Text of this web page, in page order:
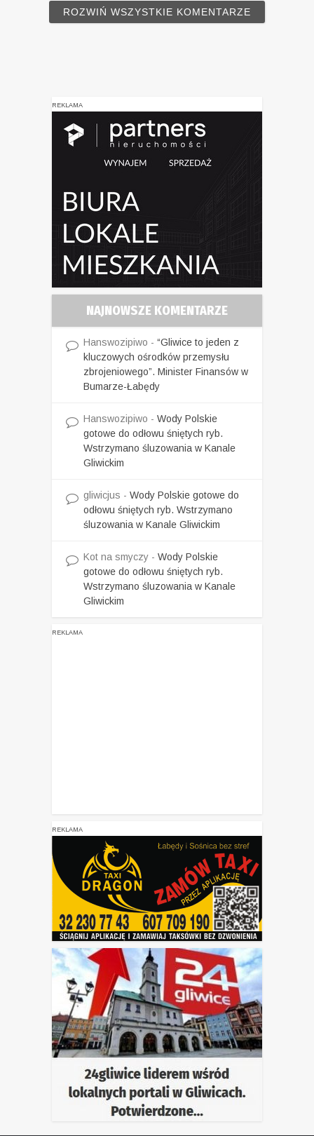
ROZWIŃ WSZYSTKIE KOMENTARZE
REKLAMA
NAJNOWSZE KOMENTARZE
Hanswozipiwo - “Gliwice to jeden z
kluczowych ośrodków przemysłu
zbrojeniowego”. Minister Finansów w
Bumarze-Łabędy
Hanswozipiwo - Wody Polskie
gotowe do odłowu śniętych ryb.
Wstrzymano śluzowania w Kanale
Gliwickim
gliwicjus - Wody Polskie gotowe do
odłowu śniętych ryb. Wstrzymano
śluzowania w Kanale Gliwickim
Kot na smyczy - Wody Polskie
gotowe do odłowu śniętych ryb.
Wstrzymano śluzowania w Kanale
Gliwickim
REKLAMA
REKLAMA